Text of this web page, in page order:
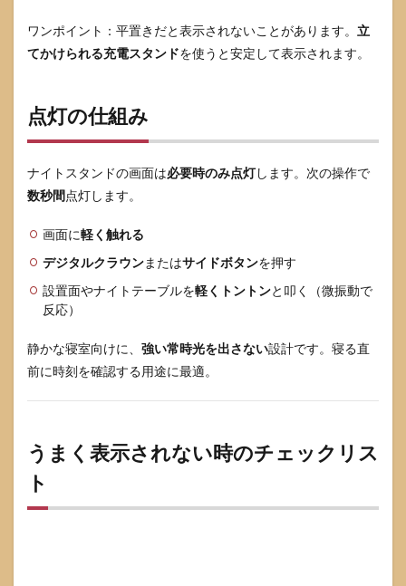
ワンポイント：平置きだと表示されないことがあります。 立
てかけられる充電スタンドを使うと安定して表示されます。
点灯の仕組み
ナイトスタンドの画面は必要時のみ点灯します。次の操作で
数秒間点灯します。
画面に軽く触れる
デジタルクラウンまたはサイドボタンを押す
設置面やナイトテーブルを軽くトントンと叩く（微振動で
反応）
静かな寝室向けに、 強い常時光を出さない設計です。寝る直
前に時刻を確認する用途に最適。
うまく表示されない時のチェックリス
ト